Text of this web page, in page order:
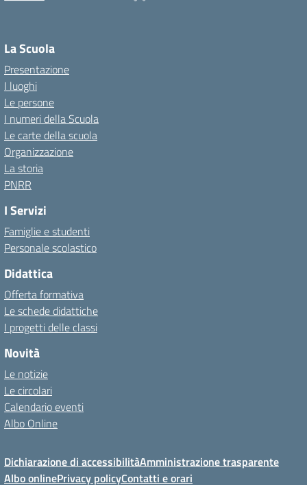
La Scuola
Presentazione
I luoghi
Le persone
I numeri della Scuola
Le carte della scuola
Organizzazione
La storia
PNRR
I Servizi
Famiglie e studenti
Personale scolastico
Didattica
Offerta formativa
Le schede didattiche
I progetti delle classi
Novità
Le notizie
Le circolari
Calendario eventi
Albo Online
Dichiarazione di accessibilitàAmministrazione trasparente
Albo onlinePrivacy policyContatti e orari